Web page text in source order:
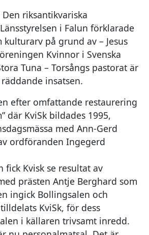
riksantikvariska
i Falun förklarade
kulturarv på grund av – Jesus
Kvinnor i Svenska
Tuna – Torsångs pastorat är
insatsen.
efter omfattande restaurering
där KviSk bildades 1995,
med Ann-Gerd
ordföranden Ingegerd
fick Kvisk se resultat av
prästen Antje Berghard som
ingick Bollingsalen och
KviSk, för dess
i källaren trivsamt inredd.